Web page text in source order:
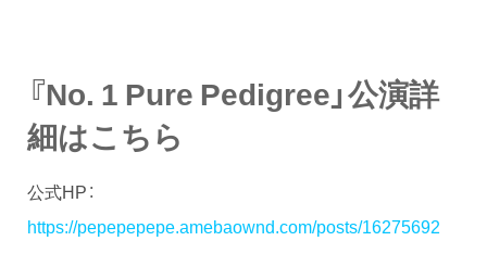
『No. 1 Pure Pedigree」公演詳
細はこちら
公式HP：
https://pepepepepe.amebaownd.com/posts/16275692